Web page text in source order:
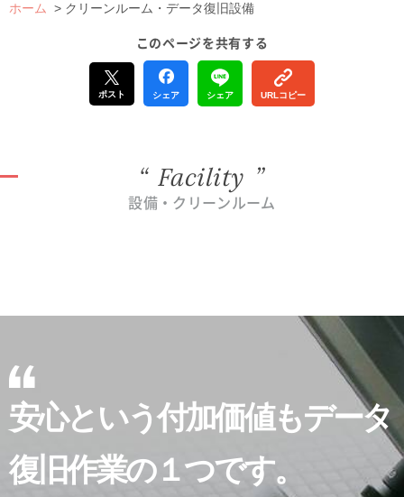
ホーム > クリーンルーム・データ復旧設備
このページを共有する
ポスト シェア シェア URLコピー
Facility
設備・クリーンルーム
安心という付加価値もデータ
復旧作業の１つです。